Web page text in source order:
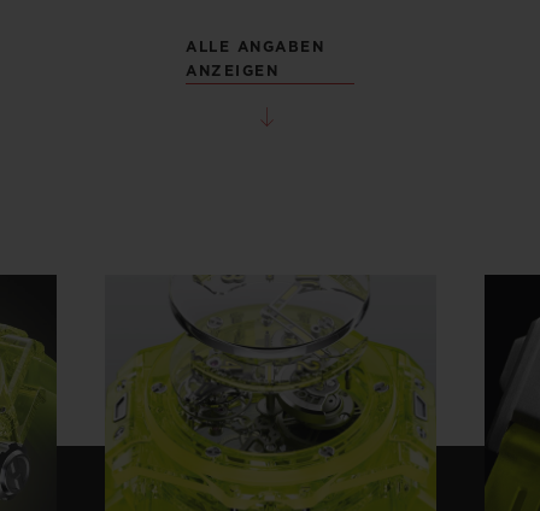
ALLE ANGABEN
ANZEIGEN